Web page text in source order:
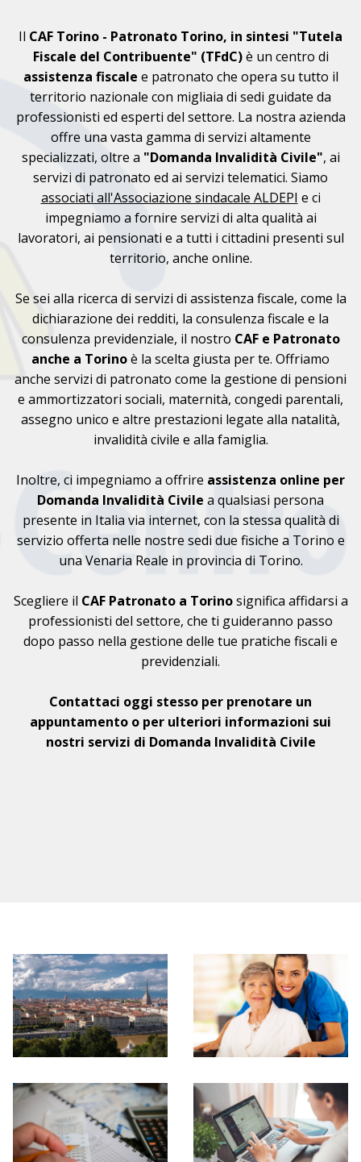
Il CAF Torino - Patronato Torino, in sintesi "Tutela
Fiscale del Contribuente" (TFdC)è un centro di
assistenza fiscale e patronato che opera su tutto il
territorio nazionale con migliaia di sedi guidate da
professionisti ed esperti del settore. La nostra azienda
offre una vasta gamma di servizi altamente
specializzati, oltre a "Domanda Invalidità Civile", ai
servizi di patronato ed ai servizi telematici. Siamo
associati all'Associazione sindacale ALDEPI e ci
impegniamo a fornire servizi di alta qualità ai
lavoratori, ai pensionati e a tutti i cittadini presenti sul
territorio, anche online.
Se sei alla ricerca di servizi di assistenza fiscale, come la
dichiarazione dei redditi, la consulenza fiscale e la
consulenza previdenziale, il nostro CAF e Patronato
anche a Torinoè la scelta giusta per te. Offriamo
anche servizi di patronato come la gestione di pensioni
e ammortizzatori sociali, maternità, congedi parentali,
assegno unico e altre prestazioni legate alla natalità,
invalidità civile e alla famiglia.
Inoltre, ci impegniamo a offrire assistenza online per
Domanda Invalidità Civile a qualsiasi persona
presente in Italia via internet, con la stessa qualità di
servizio offerta nelle nostre sedi due fisiche a Torino e
una Venaria Reale in provincia di Torino.
Scegliere il CAF Patronato a Torinosignifica affidarsi a
professionisti del settore, che ti guideranno passo
dopo passo nella gestione delle tue pratiche fiscali e
previdenziali.
Contattaci oggi stesso per prenotare un
appuntamento o per ulteriori informazioni sui
nostri servizi di Domanda Invalidità Civile